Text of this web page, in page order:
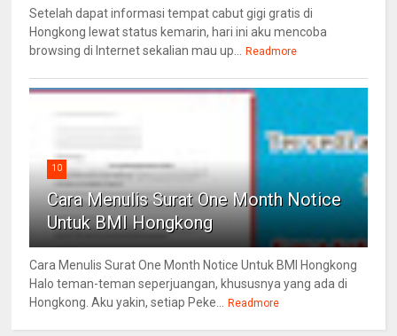
Setelah dapat informasi tempat cabut gigi gratis di
Hongkong lewat status kemarin, hari ini aku mencoba
browsing di Internet sekalian mau up... Readmore
10
Cara Menulis Surat One Month Notice
Untuk BMI Hongkong
Cara Menulis Surat One Month Notice Untuk BMI Hongkong
Halo teman-teman seperjuangan, khususnya yang ada di
Hongkong. Aku yakin, setiap Peke... Readmore